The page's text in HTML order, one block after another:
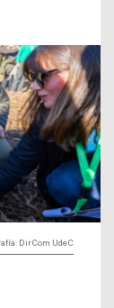
DirCom UdeC